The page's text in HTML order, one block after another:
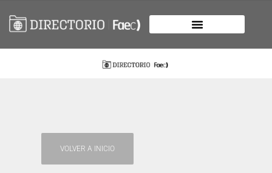
VOLVER A INICIO